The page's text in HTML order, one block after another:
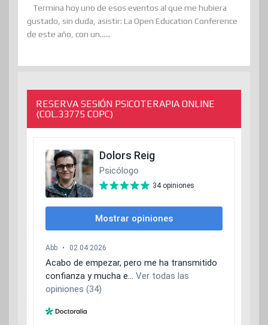
Termina hoy uno de esos eventos al que me hubiera
gustado, sin duda, asistir: La Open Education Conference
de este año, con un......
RESERVA SESIÓN PSICOTERAPIA ONLINE
(COL.33775 COPC)